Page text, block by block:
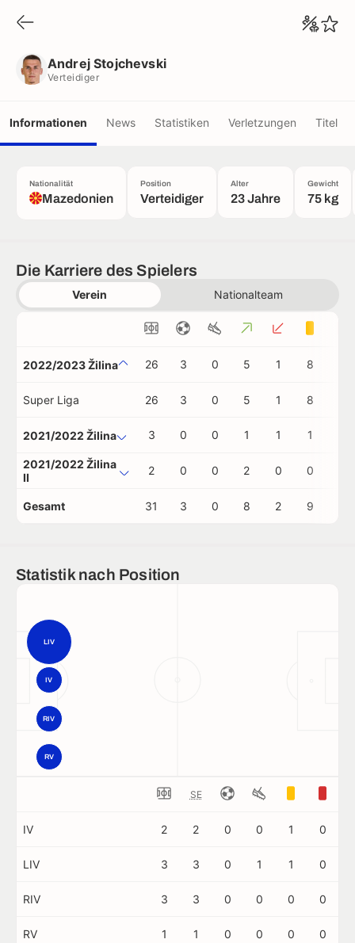
Andrej Stojchevski
Verteidiger
Informationen News Statistiken Verletzungen Titel
Nationalität
Mazedonien
Position
Verteidiger
Alter
23 Jahre
Gewicht
75 kg
Die Karriere des Spielers
Verein Nationalteam
2022/2023 Žilina 26 3 0 5 1 8
Super Liga 26 3 0 5 1 8
2021/2022 Žilina 3 0 0 1 1 1
2021/2022 Žilina
II
2 0 0 2 0 0
Gesamt 31 3 0 8 2 9
Statistik nach Position
LIV
RIV
IV
RV
SE
IV 2 2 0 0 1 0
LIV 3 3 0 1 1 0
RIV 3 3 0 0 0 0
RV 1 1 0 0 0 0